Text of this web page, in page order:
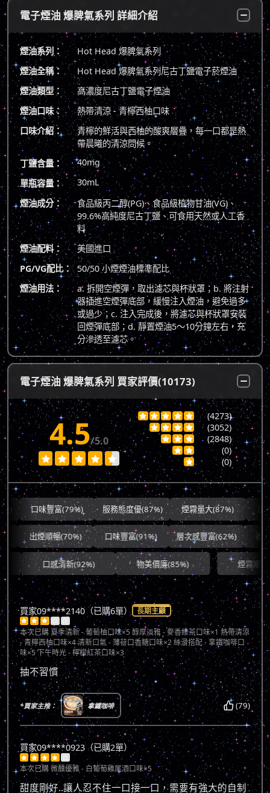
電子煙油 爆脾氣系列 詳細介紹
煙油系列：
Hot Head 爆脾氣系列
煙油全稱：
Hot Head 爆脾氣系列尼古丁鹽電子菸煙油
煙油類型：
高濃度尼古丁鹽電子煙油
煙油口味：
熱帶清涼 - 青檸西柚口味
口味介紹：
青檸的鮮活與西柚的酸爽層疊，每一口都是熱
帶晨曦的清涼問候。
丁鹽含量：
40mg
單瓶容量：
30mL
煙油成分：
食品級丙二醇(PG)、食品級植物甘油(VG)、
99.6%高純度尼古丁鹽、可食用天然或人工香
料
煙油配料：
美國進口
PG/VG配比： 50/50 小煙煙油標準配比
煙油用法：
a. 拆開空煙彈，取出濾芯與杯狀罩；b. 將注射
器插進空煙彈底部，緩慢注入煙油，避免過多
或過少；c. 注入完成後，將濾芯與杯狀罩安裝
回煙彈底部；d. 靜置煙油5～10分鐘左右，充
分滲透至濾芯。
電子煙油 爆脾氣系列 買家評價(10173)
4.5/5.0
    
     (4273)
    (3052)
   (2848)
  (0)
 (0)
口味豐富(79%) 服務態度優(87%) 煙霧量大(87%) 出貨快
出煙順暢(70%) 口味豐富(91%) 層次感豐富(62%) 香氣協
口感清新(92%) 物美價廉(85%) 煙霧順滑(71%)
買家09****2140（已購6單） 長期主顧
    
本次已購夏季清新 - 葡萄柚口味×5 醇厚淡雅 - 麥香綠茶口味×1 熱帶清涼
- 青檸西柚口味×4 清新口氣 - 薄荷口香糖口味×2 絲滑搭配 - 拿鐵咖啡口
味×5 下午時光 - 檸檬紅茶口味×3
抽不習慣
*買家主推： 拿鐵咖啡 (79)
買家09****0923（已購2單）
    
本次已購微醺優雅 - 白葡萄雞尾酒口味×5
甜度剛好..讓人忍不住一口接一口，需要有強大的自制